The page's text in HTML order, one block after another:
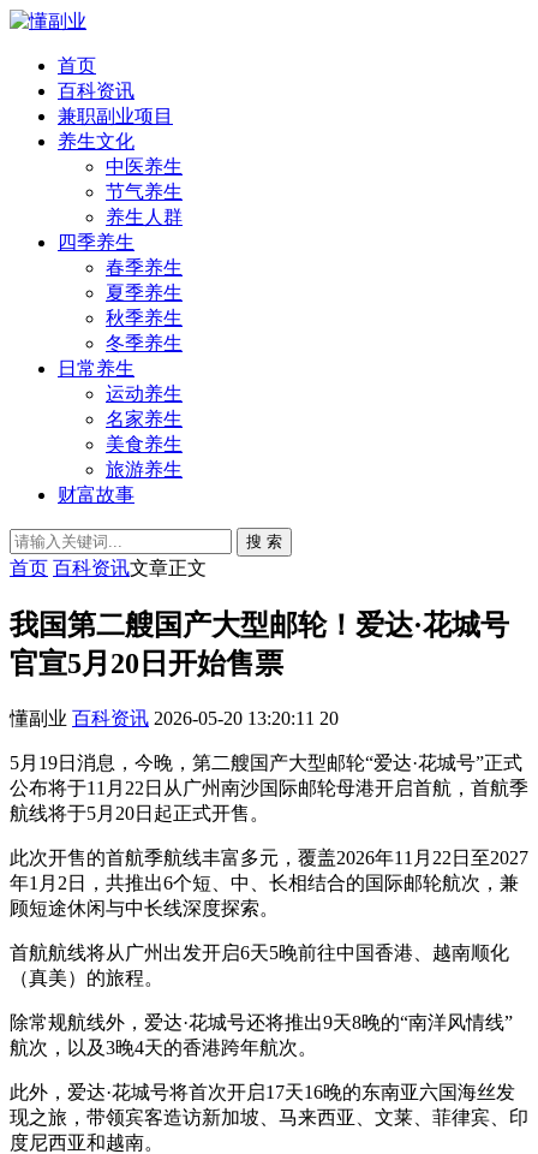
首页
百科资讯
兼职副业项目
养生文化
中医养生
节气养生
养生人群
四季养生
春季养生
夏季养生
秋季养生
冬季养生
日常养生
运动养生
名家养生
美食养生
旅游养生
财富故事
搜 索
首页 百科资讯文章正文
我国第二艘国产大型邮轮！爱达·花城号
官宣5月20日开始售票
懂副业 百科资讯 2026-05-20 13:20:11 20
5月19日消息，今晚，第二艘国产大型邮轮“爱达·花城号”正式
公布将于11月22日从广州南沙国际邮轮母港开启首航，首航季
航线将于5月20日起正式开售。
此次开售的首航季航线丰富多元，覆盖2026年11月22日至2027
年1月2日，共推出6个短、中、长相结合的国际邮轮航次，兼
顾短途休闲与中长线深度探索。
首航航线将从广州出发开启6天5晚前往中国香港、越南顺化
（真美）的旅程。
除常规航线外，爱达·花城号还将推出9天8晚的“南洋风情线”
航次，以及3晚4天的香港跨年航次。
此外，爱达·花城号将首次开启17天16晚的东南亚六国海丝发
现之旅，带领宾客造访新加坡、马来西亚、文莱、菲律宾、印
度尼西亚和越南。